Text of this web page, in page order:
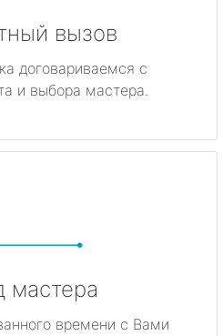
вызов
договариваемся с
и выбора мастера.
мастера
времени с Вами